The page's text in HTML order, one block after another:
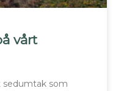
vårt
sedumtak som